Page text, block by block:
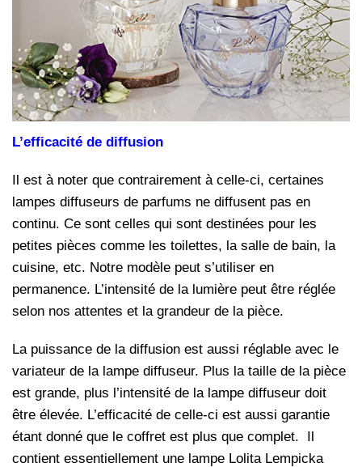
L’efficacité de diffusion
Il est à noter que contrairement à celle-ci, certaines
lampes diffuseurs de parfums ne diffusent pas en
continu. Ce sont celles qui sont destinées pour les
petites pièces comme les toilettes, la salle de bain, la
cuisine, etc. Notre modèle peut s’utiliser en
permanence. L’intensité de la lumière peut être réglée
selon nos attentes et la grandeur de la pièce.
La puissance de la diffusion est aussi réglable avec le
variateur de la lampe diffuseur. Plus la taille de la pièce
est grande, plus l’intensité de la lampe diffuseur doit
être élevée. L’efficacité de celle-ci est aussi garantie
étant donné que le coffret est plus que complet. Il
contient essentiellement une lampe Lolita Lempicka